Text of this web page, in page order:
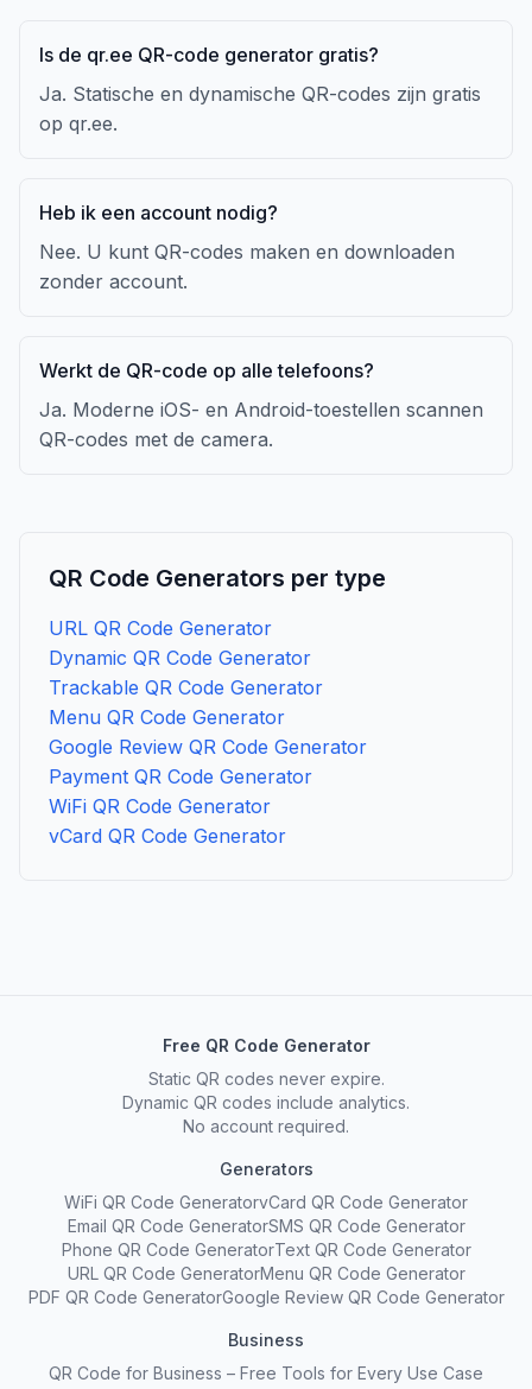
Is de qr.ee QR-code generator gratis?
Ja. Statische en dynamische QR-codes zijn gratis
op qr.ee.
Heb ik een account nodig?
Nee. U kunt QR-codes maken en downloaden
zonder account.
Werkt de QR-code op alle telefoons?
Ja. Moderne iOS- en Android-toestellen scannen
QR-codes met de camera.
QR Code Generators per type
URL QR Code Generator
Dynamic QR Code Generator
Trackable QR Code Generator
Menu QR Code Generator
Google Review QR Code Generator
Payment QR Code Generator
WiFi QR Code Generator
vCard QR Code Generator
Free QR Code Generator
Static QR codes never expire.
Dynamic QR codes include analytics.
No account required.
Generators
WiFi QR Code GeneratorvCard QR Code Generator
Email QR Code GeneratorSMS QR Code Generator
Phone QR Code GeneratorText QR Code Generator
URL QR Code GeneratorMenu QR Code Generator
PDF QR Code GeneratorGoogle Review QR Code Generator
Business
QR Code for Business – Free Tools for Every Use Case